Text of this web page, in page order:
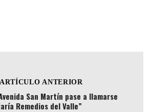
ARTÍCULO ANTERIOR
San Martín pase a llamarse
Remedios del Valle”